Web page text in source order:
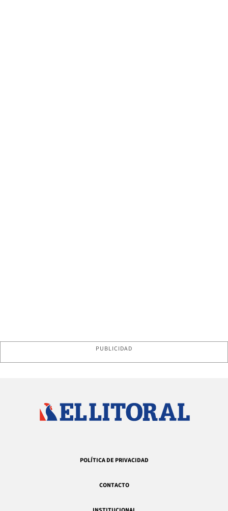
PUBLICIDAD
POLÍTICA DE PRIVACIDAD
CONTACTO